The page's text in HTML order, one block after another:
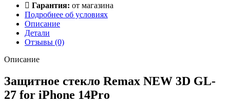
Гарантия: от магазина
Подробнее об условиях
Описание
Детали
Отзывы (0)
Описание
Защитное стекло Remax NEW 3D GL-
27 for iPhone 14Pro